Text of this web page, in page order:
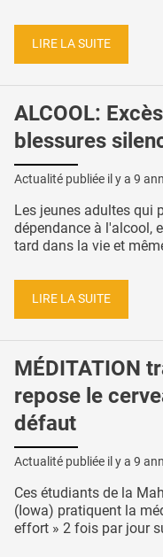
LIRE LA SUITE
ALCOOL:
blessures
Actualité publiée il y a 9
Les jeunes adultes qui
dépendance à l'alcool,
tard dans la vie et
LIRE LA SUITE
MÉDITATION
repose le
défaut
Actualité publiée il y a 9
Ces étudiants de la
(Iowa) pratiquent la
effort » 2 fois par jour